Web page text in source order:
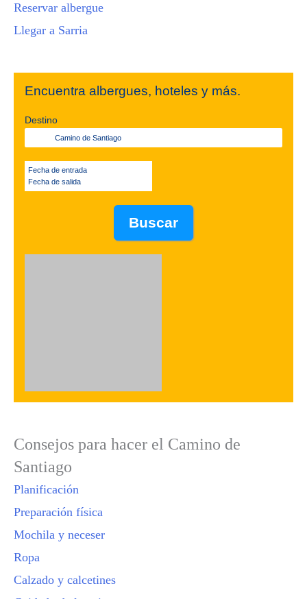
Reservar albergue
Llegar a Sarria
Encuentra albergues, hoteles y más.
Destino
Fecha de entrada
Fecha de salida
Consejos para hacer el Camino de
Santiago
Planificación
Preparación física
Mochila y neceser
Ropa
Calzado y calcetines